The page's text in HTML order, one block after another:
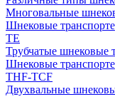
Многовальные
Шнековые
TE
Трубчатые шнековые
Шнековые
THF-TCF
Двухвальные